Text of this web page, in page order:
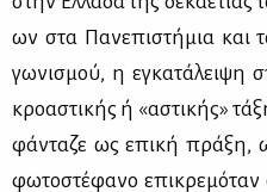
ων στα Πα­νε­πι­στή­μια και
γω­νι­σμού, η εγκα­τά­λει­ψη
κρο­α­στι­κής ή «αστι­κής»
φά­ντα­ζε ως επι­κή πρά­ξη,
φω­το­στέ­φα­νο